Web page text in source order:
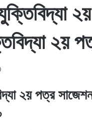
২য়
২য় পত্র